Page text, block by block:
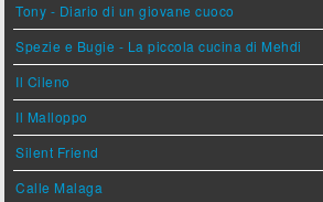
Tony - Diario di un giovane cuoco
Spezie e Bugie - La piccola cucina di Mehdi
Il Cileno
Il Malloppo
Silent Friend
Calle Malaga